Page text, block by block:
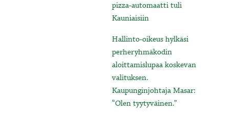
pizza-automaatti tuli
Kauniaisiin
Hallinto-oikeus hylkäsi
perheryhmäkodin
aloittamislupaa koskevan
valituksen.
Kaupunginjohtaja Masar:
“Olen tyytyväinen.”